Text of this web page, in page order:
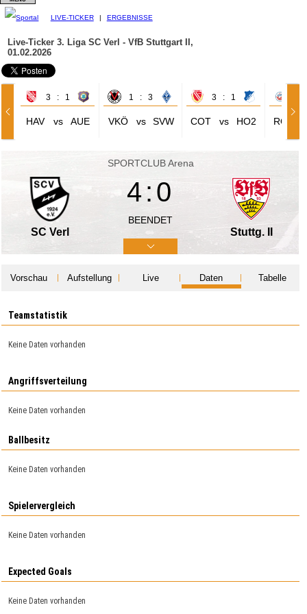
LIVE-TICKER | ERGEBNISSE
Live-Ticker 3. Liga SC Verl - VfB Stuttgart II,
01.02.2026
3 : 1
HAV vs AUE
1 : 3
VKÖ vs SVW
3 : 1
COT vs HO2 ROS
SPORTCLUB Arena
SC Verl
4:0
BEENDET
Stuttg. II
Vorschau Aufstellung Live Daten Tabelle
Teamstatistik
Keine Daten vorhanden
Angriffsverteilung
Keine Daten vorhanden
Ballbesitz
Keine Daten vorhanden
Spielervergleich
Keine Daten vorhanden
Expected Goals
Keine Daten vorhanden